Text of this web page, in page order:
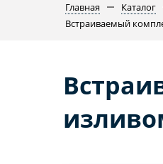
Главная Каталог
Встраиваемый